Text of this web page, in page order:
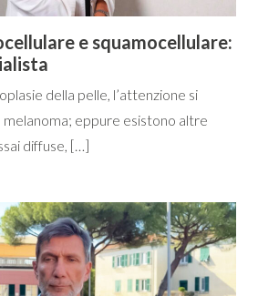
e squamocellulare:
della pelle, l’attenzione si
melanoma; eppure esistono altre
diffuse, […]